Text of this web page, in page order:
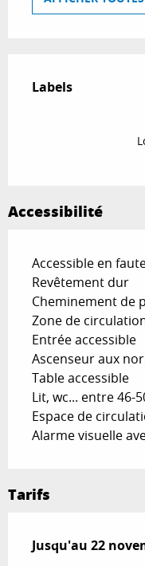
Labels
Labels
Accessibilité
Accessible en
Revêtement dur
Cheminement de
Zone de
Entrée accessible
Ascenseur aux
Table accessible
Lit, wc... entre 46-
Espace de
Alarme visuelle
Tarifs
Du17 février
Jusqu'au 22